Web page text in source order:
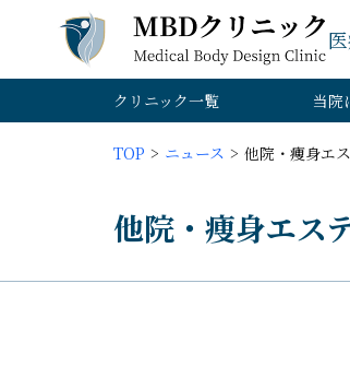
クリニック一覧 当院
TOP ニュース 他院・痩身エ
他院・痩身エス